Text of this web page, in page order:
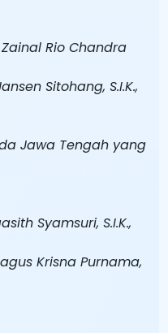
Rio Chandra
Sitohang, S.I.K.,
Jawa Tengah yang
Syamsuri, S.I.K.,
Krisna Purnama,